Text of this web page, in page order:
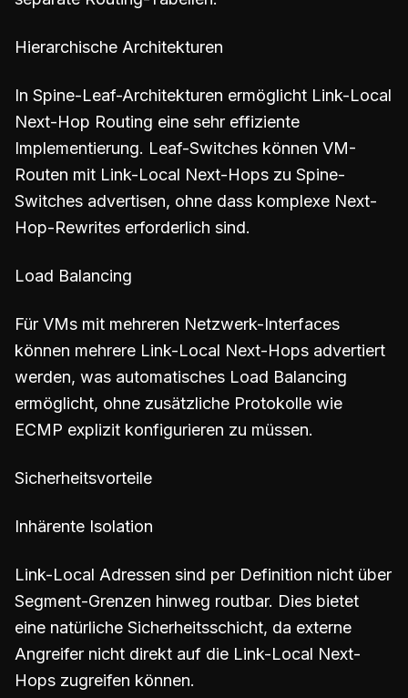
Hierarchische Architekturen
In Spine-Leaf-Architekturen ermöglicht Link-Local
Next-Hop Routing eine sehr effiziente
Implementierung. Leaf-Switches können VM-
Routen mit Link-Local Next-Hops zu Spine-
Switches advertisen, ohne dass komplexe Next-
Hop-Rewrites erforderlich sind.
Load Balancing
Für VMs mit mehreren Netzwerk-Interfaces
können mehrere Link-Local Next-Hops advertiert
werden, was automatisches Load Balancing
ermöglicht, ohne zusätzliche Protokolle wie
ECMP explizit konfigurieren zu müssen.
Sicherheitsvorteile
Inhärente Isolation
Link-Local Adressen sind per Definition nicht über
Segment-Grenzen hinweg routbar. Dies bietet
eine natürliche Sicherheitsschicht, da externe
Angreifer nicht direkt auf die Link-Local Next-
Hops zugreifen können.